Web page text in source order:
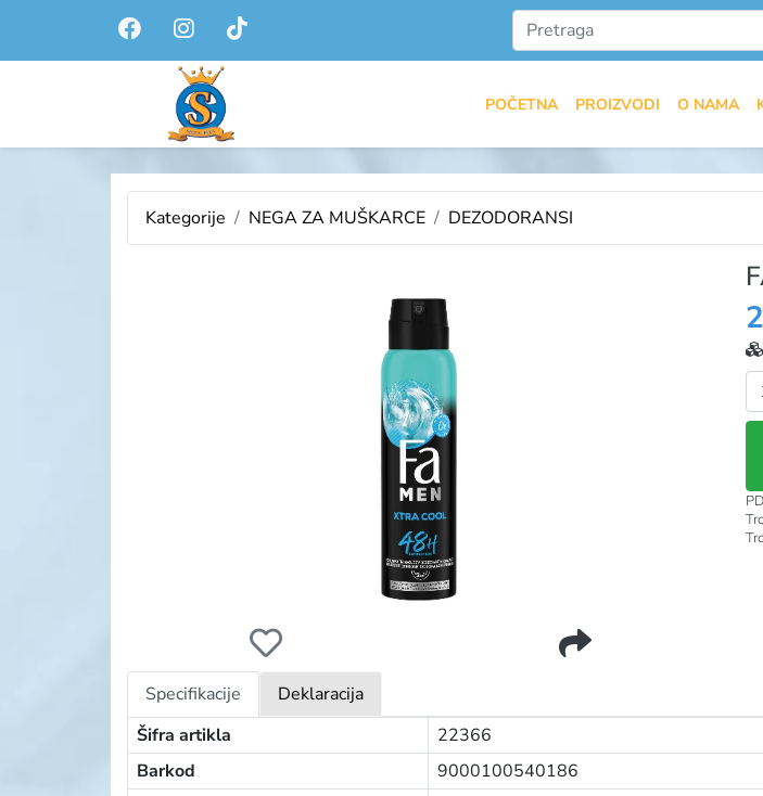
POČETNA PROIZVODI O NAMA
Kategorije NEGA ZA MUŠKARCE DEZODORANSI
Specifikacije
Deklaracija
Šifra artikla
22366
Barkod
9000100540186